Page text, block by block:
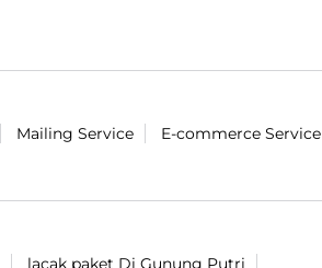
Mailing Service
E-commerce Service
lacak paket Di Gunung Putri